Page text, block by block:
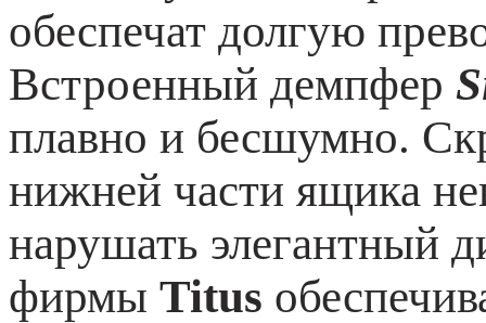
обеспечат долгую
Встроенный демпфер
плавно и бесшумно.
нижней части ящика
нарушать элегантный
фирмы Titus